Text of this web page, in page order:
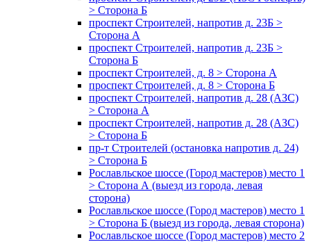
> Сторона Б
проспект Строителей, напротив д. 23Б >
Сторона А
проспект Строителей, напротив д. 23Б >
Сторона Б
проспект Строителей, д. 8 > Сторона А
проспект Строителей, д. 8 > Сторона Б
проспект Строителей, напротив д. 28 (АЗС)
> Сторона А
проспект Строителей, напротив д. 28 (АЗС)
> Сторона Б
пр-т Строителей (остановка напротив д. 24)
> Сторона Б
Рославльское шоссе (Город мастеров) место 1
> Сторона А (выезд из города, левая
сторона)
Рославльское шоссе (Город мастеров) место 1
> Сторона Б (выезд из города, левая сторона)
Рославльское шоссе (Город мастеров) место 2